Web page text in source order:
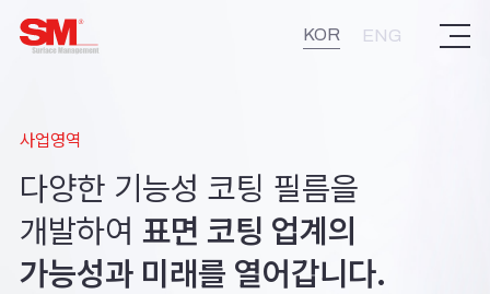
KOR ENG
사업영역
다양한 기능성 코팅 필름을
개발하여 표면 코팅 업계의
가능성과 미래를 열어갑니다.